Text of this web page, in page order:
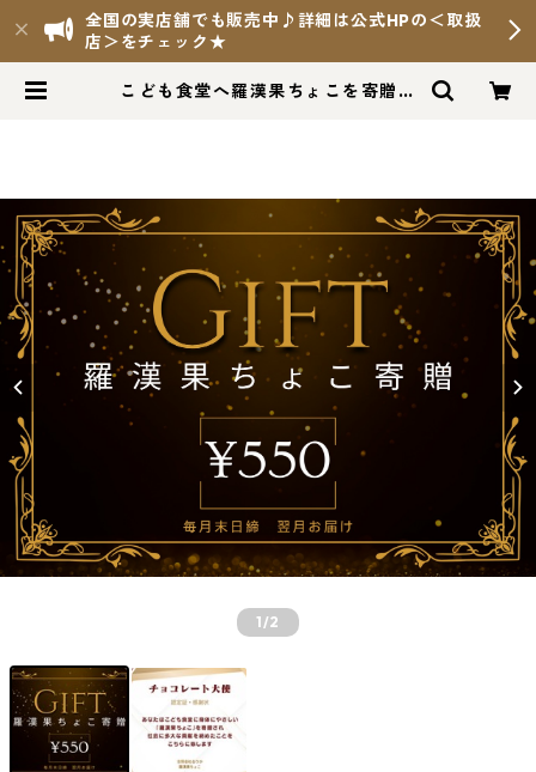
全国の実店舗でも販売中♪詳細は公式HPの＜取扱
店＞をチェック★
こども食堂へ羅漢果ちょこを寄贈す
1/2